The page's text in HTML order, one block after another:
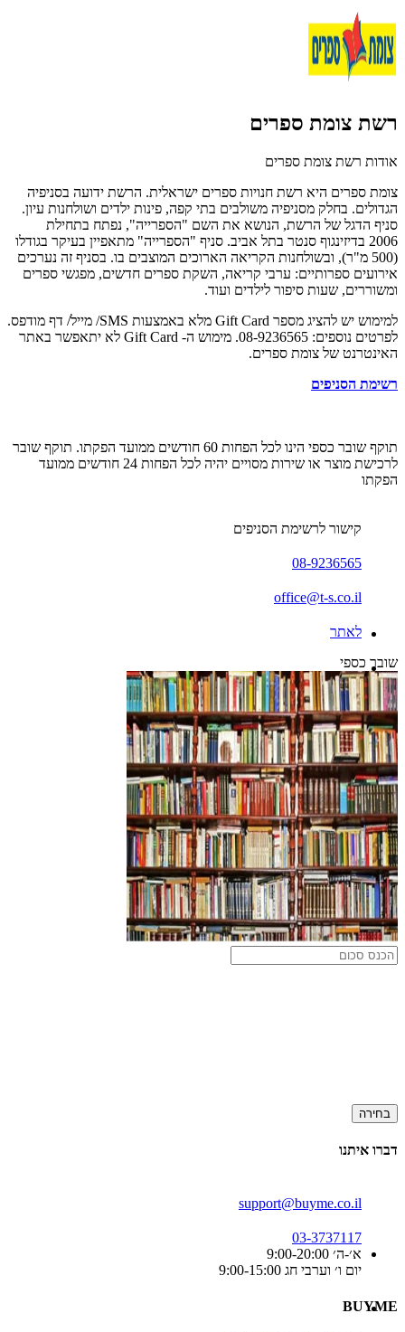
רשת צומת ספרים
אודות רשת צומת ספרים
צומת ספרים היא רשת חנויות ספרים ישראלית. הרשת ידועה בסניפיה
הגדולים. בחלק מסניפיה משולבים בתי קפה, פינות ילדים ושולחנות עיון.
סניף הדגל של הרשת, הנושא את השם "הספרייה", נפתח בתחילת
2006 בדיזינגוף סנטר בתל אביב. סניף "הספרייה" מתאפיין בעיקר בגודלו
(500 מ"ר), ובשולחנות הקריאה הארוכים המוצבים בו. בסניף זה נערכים
אירועים ספרותיים: ערבי קריאה, השקת ספרים חדשים, מפגשי ספרים
ומשוררים, שעות סיפור לילדים ועוד.
למימוש יש להציג מספר Gift Card מלא באמצעות SMS/ מייל/ דף מודפס.
לפרטים נוספים: 08-9236565. מימוש ה- Gift Card לא יתאפשר באתר
האינטרנט של צומת ספרים.
רשימת הסניפים
תוקף שובר כספי הינו לכל הפחות 60 חודשים ממועד הפקתו. תוקף שובר
לרכישת מוצר או שירות מסויים יהיה לכל הפחות 24 חודשים ממועד
הפקתו
קישור לרשימת הסניפים
08-9236565
office@t-s.co.il
לאתר
שובר כספי
בחירה
דברו איתנו
support@buyme.co.il
03-3737117
א׳-ה׳ 9:00-20:00
יום ו׳ וערבי חג 9:00-15:00
BUYME